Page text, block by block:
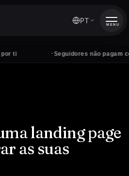
Seguidores não pagam contas —
PT MENU
landing page
as suas